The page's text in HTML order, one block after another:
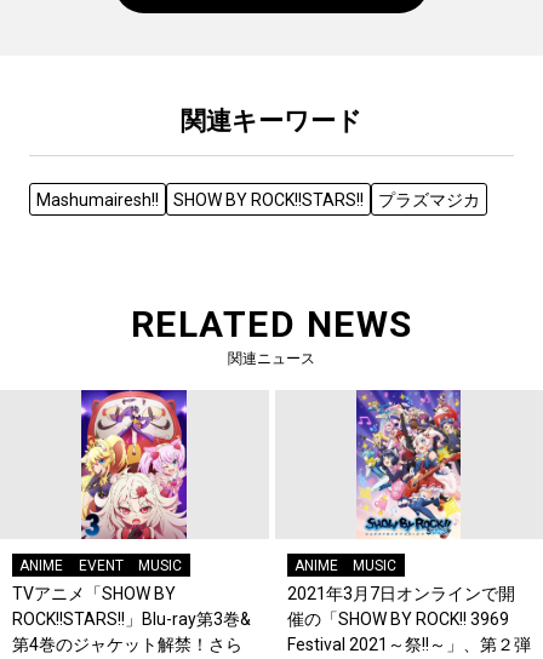
関連キーワード
Mashumairesh!! SHOW BY ROCK!!STARS!! プラズマジカ
RELATED NEWS
関連ニュース
ANIME EVENT MUSIC
TVアニメ「SHOW BY
ROCK!!STARS!!」Blu-ray第3巻&
第4巻のジャケット解禁！さら
ANIME MUSIC
2021年3月7日オンラインで開
催の「SHOW BY ROCK!! 3969
Festival 2021～祭!!～」、第２弾